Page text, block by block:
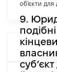
об'єкти для
9.